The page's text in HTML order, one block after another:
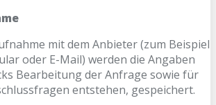
mit dem Anbieter (zum Beispiel
oder E-Mail) werden die Angaben
Bearbeitung der Anfrage sowie für
entstehen, gespeichert.